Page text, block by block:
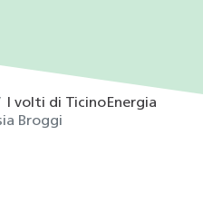
I volti di TicinoEnergia
Broggi